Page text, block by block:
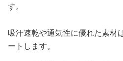
す。
吸汗速乾や通気性に優れた素材
ートします。